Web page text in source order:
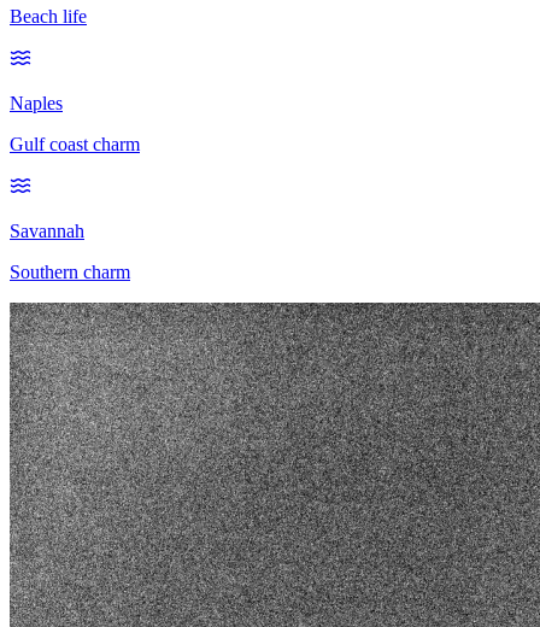
Beach life
Naples
Gulf coast charm
Savannah
Southern charm